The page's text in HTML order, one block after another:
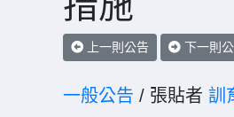
上一則公告 下一則
一般公告 / 張貼者 訓